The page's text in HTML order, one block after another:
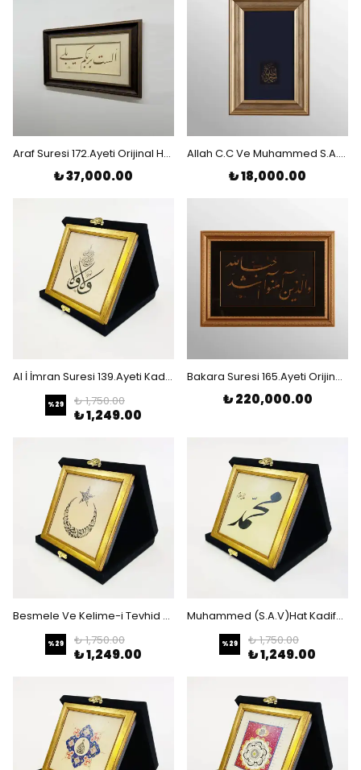
Araf Suresi 172.Ayeti Orijinal Hat Eseri Tablo
₺ 37,000.00
Allah C.C Ve Muhammed S.A.V Orijinal Hat Eseri Tablo
₺ 18,000.00
Al İ İmran Suresi 139.Ayeti Kadife Kutulu Çerçeveli Tablo
%29 ₺ 1,750.00
₺ 1,249.00
Bakara Suresi 165.Ayeti Orijinal Hat Eseri Tablo
₺ 220,000.00
Besmele Ve Kelime-i Tevhid Kadife Kutulu Çerçeveli Tablo
%29 ₺ 1,750.00
₺ 1,249.00
Muhammed (S.A.V)Hat Kadife Kutulu Çerçeveli Tablo
%29 ₺ 1,750.00
₺ 1,249.00